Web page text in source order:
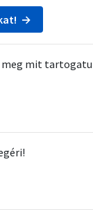
→
meg mit